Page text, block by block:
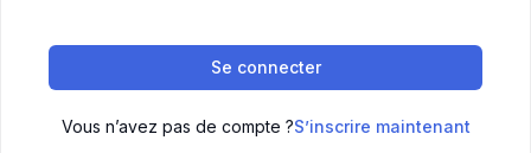
Se connecter
Vous n’avez pas de compte ?S’inscrire maintenant